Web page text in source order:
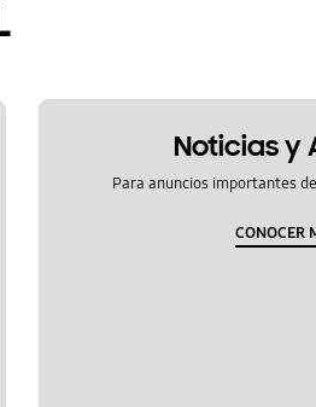
Noticias y
Para anuncios importantes
CONOCER